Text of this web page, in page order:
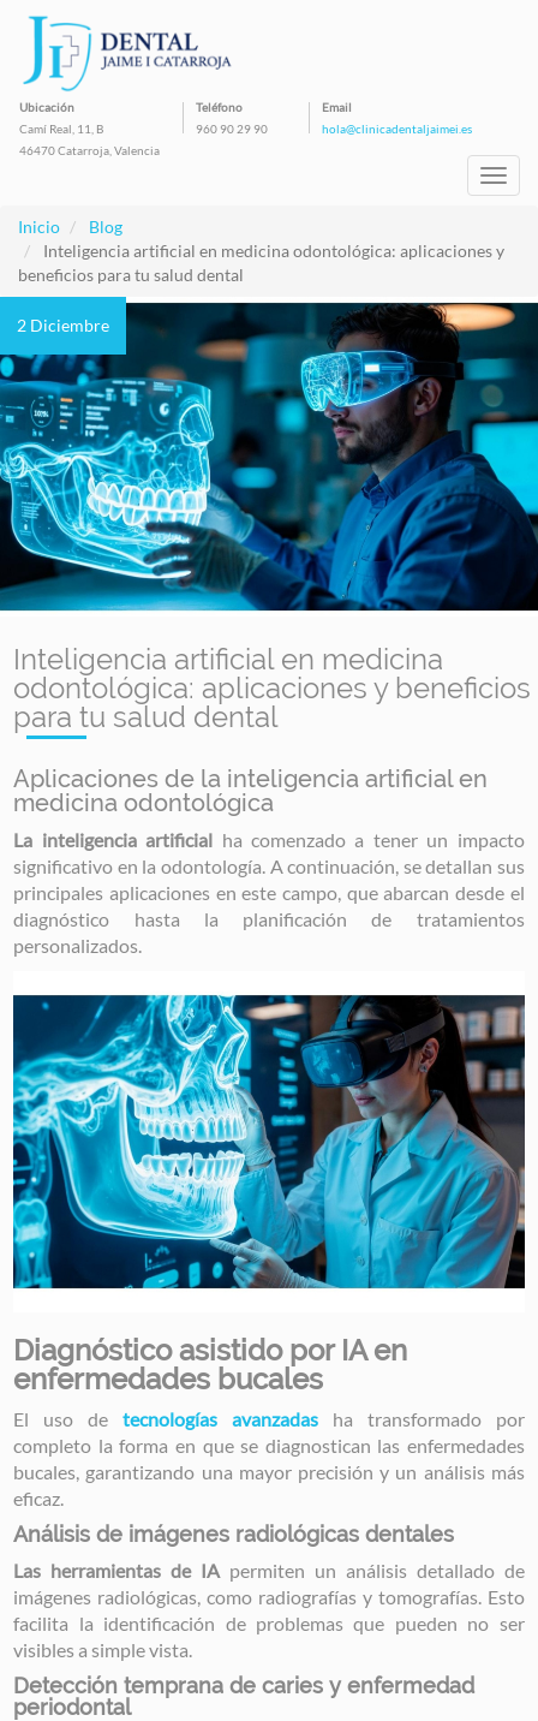
Pasar
contenido
principal
Ubicación
Camí Real, 11, B
46470 Catarroja, Valencia
Teléfono
960 90 29 90
Email
hola@clinicadentaljaimei.es
Inicio
Blog
Inteligencia artificial en medicina odontológica: aplicaciones y
beneficios para tu salud dental
2 Diciembre
Inteligencia artificial en medicina
odontológica: aplicaciones y beneficios
para tu salud dental
Aplicaciones de la inteligencia artificial en
medicina odontológica
La inteligencia artificial ha comenzado a tener un impacto
significativo en la odontología. A continuación, se detallan sus
principales aplicaciones en este campo, que abarcan desde el
diagnóstico hasta la planificación de tratamientos
personalizados.
Diagnóstico asistido por IA en
enfermedades bucales
El uso de tecnologías avanzadas ha transformado por
completo la forma en que se diagnostican las enfermedades
bucales, garantizando una mayor precisión y un análisis más
eficaz.
Análisis de imágenes radiológicas dentales
Las herramientas de IA permiten un análisis detallado de
imágenes radiológicas, como radiografías y tomografías. Esto
facilita la identificación de problemas que pueden no ser
visibles a simple vista.
Detección temprana de caries y enfermedad
periodontal